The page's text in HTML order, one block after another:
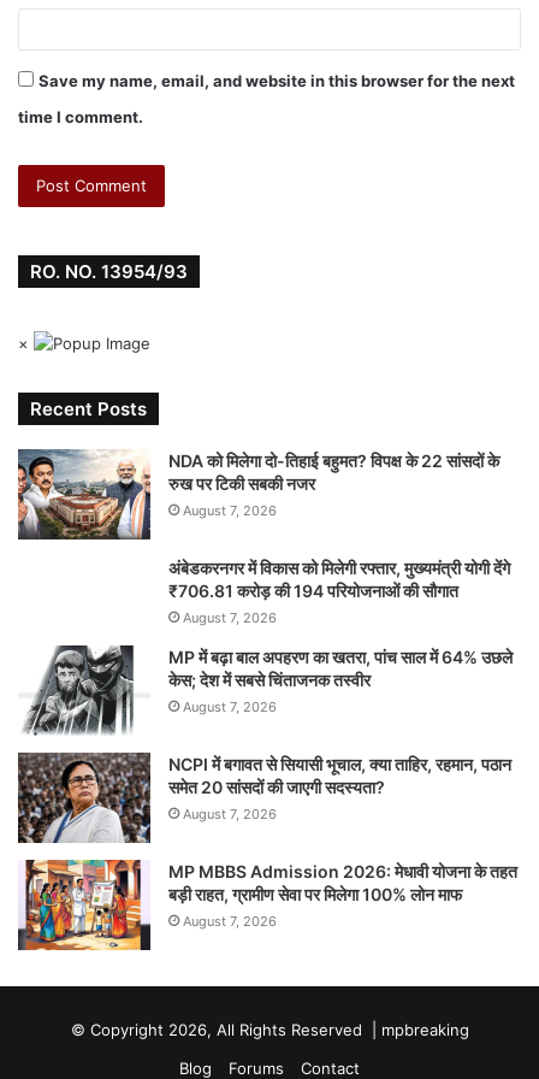
o
o
k
p
p
n n
g
Save my name, email, and website in this browser for the next
time I comment.
RO. NO. 13954/93
×
Recent Posts
NDA को मिलेगा दो-तिहाई बहुमत? विपक्ष के 22 सांसदों के
रुख पर टिकी सबकी नजर
August 7, 2026
अंबेडकरनगर में विकास को मिलेगी रफ्तार, मुख्यमंत्री योगी देंगे
₹706.81 करोड़ की 194 परियोजनाओं की सौगात
August 7, 2026
MP में बढ़ा बाल अपहरण का खतरा, पांच साल में 64% उछले
केस; देश में सबसे चिंताजनक तस्वीर
August 7, 2026
NCPI में बगावत से सियासी भूचाल, क्या ताहिर, रहमान, पठान
समेत 20 सांसदों की जाएगी सदस्यता?
August 7, 2026
MP MBBS Admission 2026: मेधावी योजना के तहत
बड़ी राहत, ग्रामीण सेवा पर मिलेगा 100% लोन माफ
August 7, 2026
© Copyright 2026, All Rights Reserved | mpbreaking
Blog
Forums Contact